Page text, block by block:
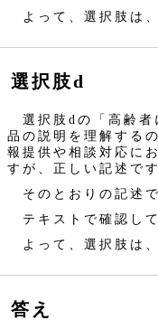
よって、選択肢は
選択肢d
選択肢dの「高齢者
品の説明を理解する
報提供や相談対応に
すが、正しい記述です
そのとおりの記述
テキストで確認して
よって、選択肢は
答え